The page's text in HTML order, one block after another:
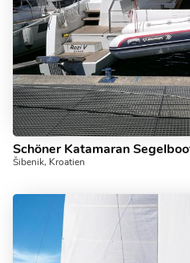
Šibenik, Kroatien